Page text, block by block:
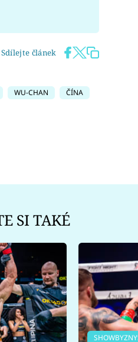
Sdílejte článek
WU-CHAN
ČÍNA
SI TAKÉ